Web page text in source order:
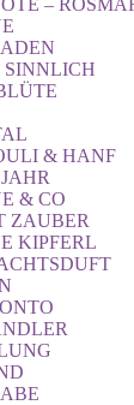
–
SINNLICH
& HANF
& CO
ZAUBER
KIPFERL